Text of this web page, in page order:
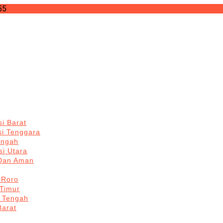
Barat
Tenggara
Utara
Aman